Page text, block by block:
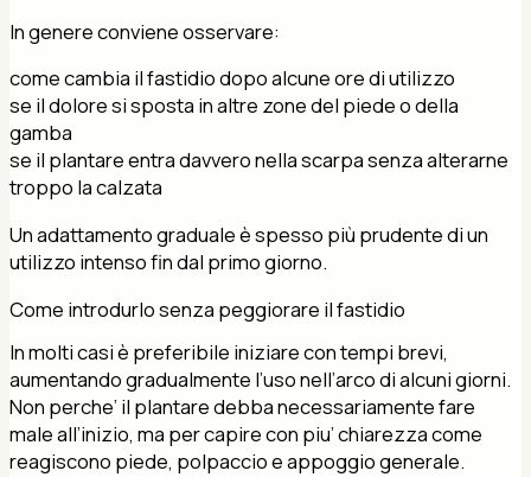
In genere conviene osservare:
come cambia il fastidio dopo alcune ore di utilizzo
se il dolore si sposta in altre zone del piede o della
gamba
se il plantare entra davvero nella scarpa senza alterarne
troppo la calzata
Un adattamento graduale è spesso più prudente di un
utilizzo intenso fin dal primo giorno.
Come introdurlo senza peggiorare il fastidio
In molti casi è preferibile iniziare con tempi brevi,
aumentando gradualmente l’uso nell’arco di alcuni giorni.
Non perche’ il plantare debba necessariamente fare
male all’inizio, ma per capire con piu’ chiarezza come
reagiscono piede, polpaccio e appoggio generale.